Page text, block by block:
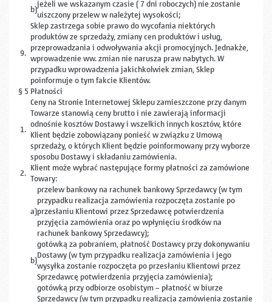
b)jeżeli we wskazanym czasie ( 7 dni roboczych) nie zostanie
uiszczony przelew w należytej wysokości;
9.
Sklep zastrzega sobie prawo do wycofania niektórych
produktów ze sprzedaży, zmiany cen produktów i usług,
przeprowadzania i odwoływania akcji promocyjnych. Jednakże,
wprowadzenie ww. zmian nie narusza praw nabytych. W
przypadku wprowadzenia jakichkolwiek zmian, Sklep
poinformuje o tym fakcie Klientów.
§ 5 Płatności
1.
Ceny na Stronie Internetowej Sklepu zamieszczone przy danym
Towarze stanowią ceny brutto i nie zawierają informacji
odnośnie kosztów Dostawy i wszelkich innych kosztów, które
Klient będzie zobowiązany ponieść w związku z Umową
sprzedaży, o których Klient będzie poinformowany przy wyborze
sposobu Dostawy i składaniu zamówienia.
2. Klient może wybrać następujące formy płatności za zamówione
Towary:
a)
przelew bankowy na rachunek bankowy Sprzedawcy (w tym
przypadku realizacja zamówienia rozpoczęta zostanie po
przesłaniu Klientowi przez Sprzedawcę potwierdzenia
przyjęcia zamówienia oraz po wpłynięciu środków na
rachunek bankowy Sprzedawcy);
b)
gotówką za pobraniem, płatność Dostawcy przy dokonywaniu
Dostawy (w tym przypadku realizacja zamówienia i jego
wysyłka zostanie rozpoczęta po przesłaniu Klientowi przez
Sprzedawcę potwierdzenia przyjęcia zamówienia);
gotówką przy odbiorze osobistym – płatność w biurze
Sprzedawcy (w tym przypadku realizacja zamówienia zostanie